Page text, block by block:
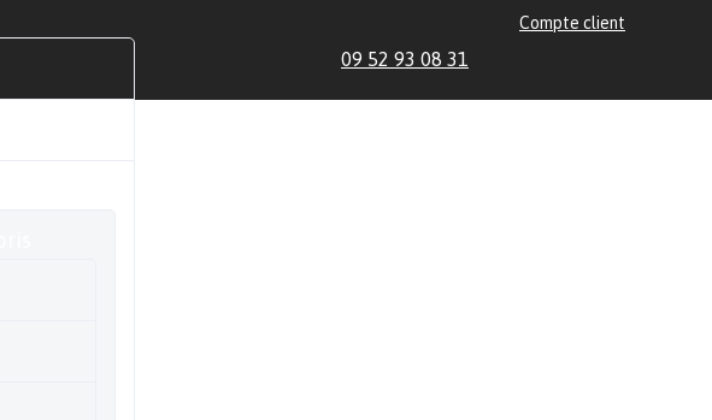
Compte client
09 52 93 08 31